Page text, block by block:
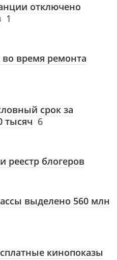
отключено
1
время ремонта
срок за
тысяч 6
реестр блогеров
выделено 560 млн
кинопоказы